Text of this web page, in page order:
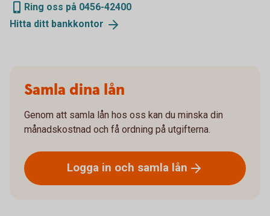
Ring oss på 0456-42400
Hitta ditt bankkontor
Samla dina lån
Genom att samla lån hos oss kan du minska din
månadskostnad och få ordning på utgifterna.
Logga in och samla lån